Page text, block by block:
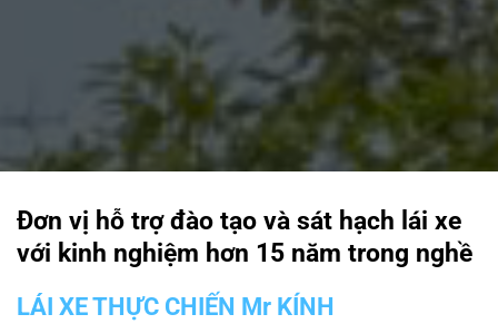
Đơn vị hỗ trợ đào tạo và sát hạch lái xe
với kinh nghiệm hơn 15 năm trong nghề
LÁI XE THỰC CHIẾN Mr KÍNH